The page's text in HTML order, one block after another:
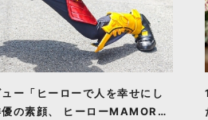
ー「ヒーローで人を幸せにし
の素顔、 ヒーローMAMORU